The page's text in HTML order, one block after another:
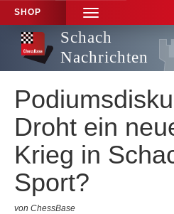
SHOP
TOGGLE
NAVIGATION
Schach
Nachrichten
Droht ein
Krieg in
Sport?
von ChessBase